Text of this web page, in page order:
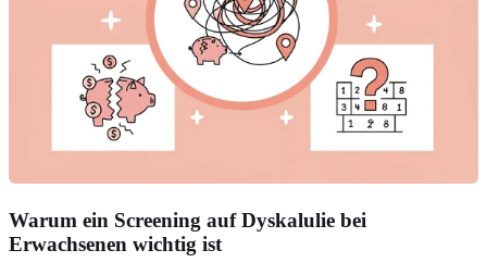
Warum ein Screening auf Dyskalulie bei
Erwachsenen wichtig ist